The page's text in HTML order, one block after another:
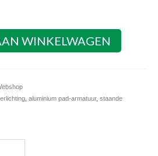
WINKELWAGEN
aluminium pad-armatuur, staande